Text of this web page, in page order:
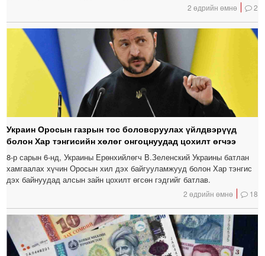
2 өдрийн өмнө 2
Украин Оросын газрын тос боловсруулах үйлдвэрүүд
болон Хар тэнгисийн хөлөг онгоцнуудад цохилт өгчээ
8-р сарын 6-нд, Украины Ерөнхийлөгч В.Зеленский Украины батлан ​​
хамгаалах хүчин Оросын хил дэх байгууламжууд болон Хар тэнгис
дэх байнуудад алсын зайн цохилт өгсөн гэдгийг батлав.
2 өдрийн өмнө 18